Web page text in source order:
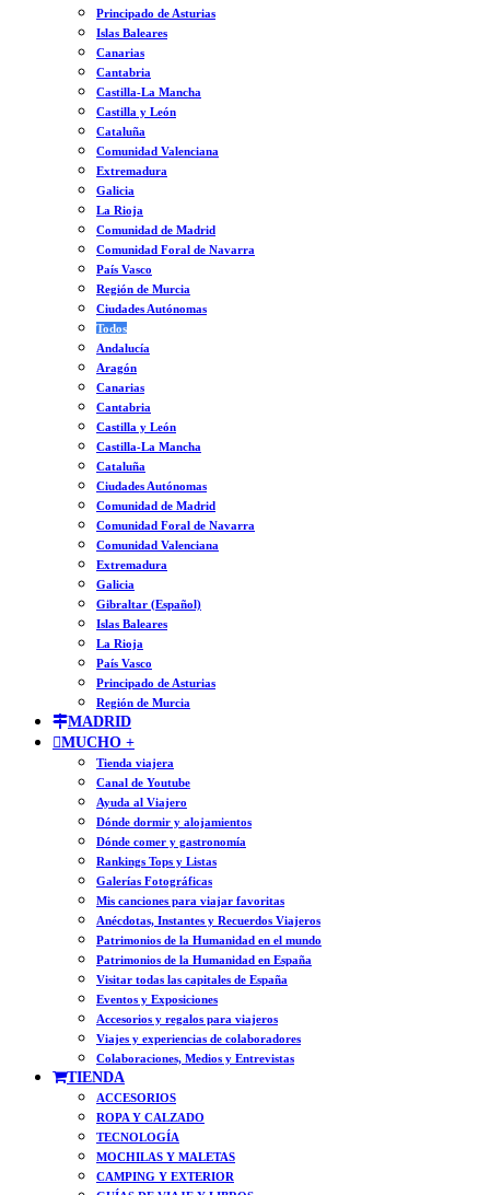
Principado de Asturias
Islas Baleares
Canarias
Cantabria
Castilla-La Mancha
Castilla y León
Cataluña
Comunidad Valenciana
Extremadura
Galicia
La Rioja
Comunidad de Madrid
Comunidad Foral de Navarra
País Vasco
Región de Murcia
Ciudades Autónomas
Todos
Andalucía
Aragón
Canarias
Cantabria
Castilla y León
Castilla-La Mancha
Cataluña
Ciudades Autónomas
Comunidad de Madrid
Comunidad Foral de Navarra
Comunidad Valenciana
Extremadura
Galicia
Gibraltar (Español)
Islas Baleares
La Rioja
País Vasco
Principado de Asturias
Región de Murcia
MADRID
MUCHO +
Tienda viajera
Canal de Youtube
Ayuda al Viajero
Dónde dormir y alojamientos
Dónde comer y gastronomía
Rankings Tops y Listas
Galerías Fotográficas
Mis canciones para viajar favoritas
Anécdotas, Instantes y Recuerdos Viajeros
Patrimonios de la Humanidad en el mundo
Patrimonios de la Humanidad en España
Visitar todas las capitales de España
Eventos y Exposiciones
Accesorios y regalos para viajeros
Viajes y experiencias de colaboradores
Colaboraciones, Medios y Entrevistas
TIENDA
ACCESORIOS
ROPA Y CALZADO
TECNOLOGÍA
MOCHILAS Y MALETAS
CAMPING Y EXTERIOR